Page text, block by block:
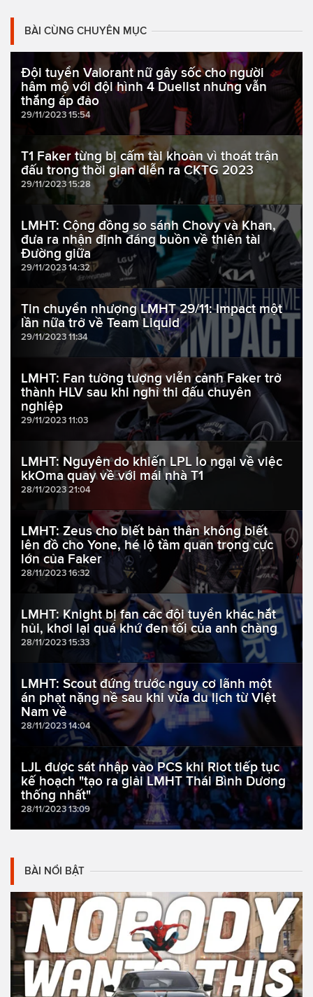
BÀI CÙNG CHUYÊN MỤC
Đội tuyển Valorant nữ gây sốc cho người
hâm mộ với đội hình 4 Duelist nhưng vẫn
thắng áp đảo
29/11/2023 15:54
T1 Faker từng bị cấm tài khoản vì thoát trận
đấu trong thời gian diễn ra CKTG 2023
29/11/2023 15:28
LMHT: Cộng đồng so sánh Chovy và Khan,
đưa ra nhận định đáng buồn về thiên tài
Đường giữa
29/11/2023 14:32
Tin chuyển nhượng LMHT 29/11: Impact một
lần nữa trở về Team Liquid
29/11/2023 11:34
LMHT: Fan tưởng tượng viễn cảnh Faker trở
thành HLV sau khi nghỉ thi đấu chuyên
nghiệp
29/11/2023 11:03
LMHT: Nguyên do khiến LPL lo ngại về việc
kkOma quay về với mái nhà T1
28/11/2023 21:04
LMHT: Zeus cho biết bản thân không biết
lên đồ cho Yone, hé lộ tầm quan trọng cực
lớn của Faker
28/11/2023 16:32
LMHT: Knight bị fan các đội tuyển khác hắt
hủi, khơi lại quá khứ đen tối của anh chàng
28/11/2023 15:33
LMHT: Scout đứng trước nguy cơ lãnh một
án phạt nặng nề sau khi vừa du lịch từ Việt
Nam về
28/11/2023 14:04
LJL được sát nhập vào PCS khi Riot tiếp tục
kế hoạch "tạo ra giải LMHT Thái Bình Dương
thống nhất"
28/11/2023 13:09
BÀI NỔI BẬT